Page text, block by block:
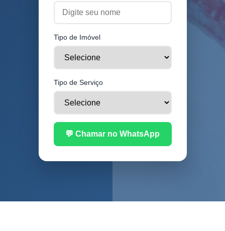
Tipo de Imóvel
Tipo de Serviço
💬 Chamar no WhatsApp